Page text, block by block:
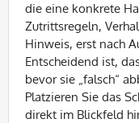
die eine konkrete
Zutrittsregeln,
Hinweis, erst nach
Entscheidend ist,
bevor sie „falsch“
Platzieren Sie das
direkt im Blickfeld